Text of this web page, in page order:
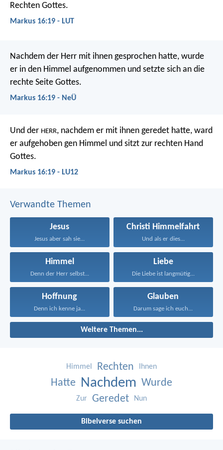
Rechten Gottes.
Markus 16:19 - LUT
Nachdem der Herr mit ihnen gesprochen hatte, wurde
er in den Himmel aufgenommen und setzte sich an die
rechte Seite Gottes.
Markus 16:19 - NeÜ
Und der HERR, nachdem er mit ihnen geredet hatte, ward
er aufgehoben gen Himmel und sitzt zur rechten Hand
Gottes.
Markus 16:19 - LU12
Verwandte Themen
Jesus
Jesus aber sah sie...
Christi Himmelfahrt
Und als er dies...
Himmel
Denn der Herr selbst...
Liebe
Die Liebe ist langmütig...
Hoffnung
Denn ich kenne ja...
Glauben
Darum sage ich euch...
Weitere Themen...
Himmel Rechten Ihnen
Hatte Nachdem Wurde
Zur Geredet Nun
Bibelverse suchen